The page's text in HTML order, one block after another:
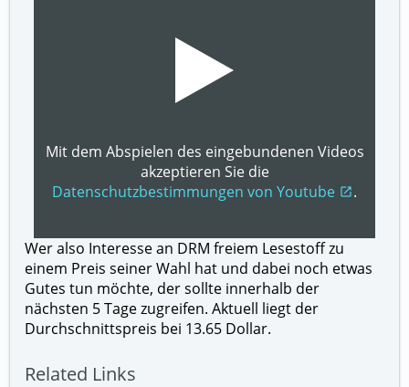
Mit dem Abspielen des eingebundenen Videos
akzeptieren Sie die
Datenschutzbestimmungen von Youtube open_in_new.
Wer also Interesse an DRM freiem Lesestoff zu
einem Preis seiner Wahl hat und dabei noch etwas
Gutes tun möchte, der sollte innerhalb der
nächsten 5 Tage zugreifen. Aktuell liegt der
Durchschnittspreis bei 13.65 Dollar.
Related Links